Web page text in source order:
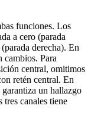
funciones. Los
a cero (parada
derecha). En
cambios. Para
central, omitimos
retén central. En
un hallazgo
canales tiene